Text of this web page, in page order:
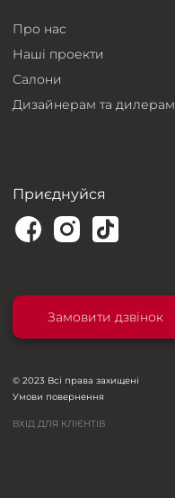
Про нас
Наші проекти
Салони
Дизайнерам та дилерам
Приєднуйся
Замовити дзвінок
© 2023 Всі права захищені
Умови повернення
ВХІД ДЛЯ КЛІЄНТІВ